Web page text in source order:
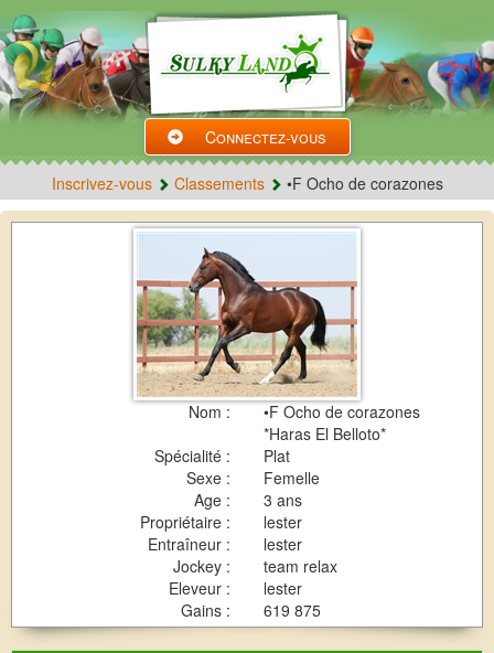
Connectez-vous
Inscrivez-vous Classements •F Ocho de corazones
Nom :
•F Ocho de corazones
*Haras El Belloto*
Spécialité :
Plat
Sexe :
Femelle
Age :
3 ans
Propriétaire :
lester
Entraîneur :
lester
Jockey :
team relax
Eleveur :
lester
Gains :
619 875